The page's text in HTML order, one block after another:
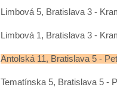
Limbová 5, Bratislava 3 -
Limbová 1, Bratislava 3 -
Antolská 11, Bratislava 5 -
Tematínska 5, Bratislava 5 -